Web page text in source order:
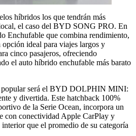
híbridos los que tendrán más
el caso del BYD SONG PRO. En
Enchufable que combina rendimiento,
ideal para viajes largos y
cinco pasajeros, ofreciendo
el auto híbrido enchufable más barato
popular será el BYD DOLPHIN MINI:
y divertida. Este hatchback 100%
de la Serie Ocean, incorpora un
con conectividad Apple CarPlay y
que el promedio de su categoría